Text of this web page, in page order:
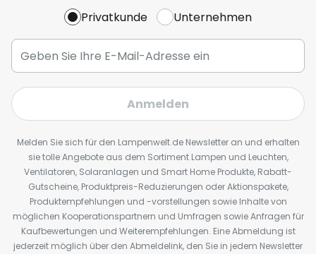
Privatkunde Unternehmen
Anmelden
Melden Sie sich für den Lampenwelt.de Newsletter an und erhalten
sie tolle Angebote aus dem Sortiment Lampen und Leuchten,
Ventilatoren, Solaranlagen und Smart Home Produkte, Rabatt-
Gutscheine, Produktpreis-Reduzierungen oder Aktionspakete,
Produktempfehlungen und -vorstellungen sowie Inhalte von
möglichen Kooperationspartnern und Umfragen sowie Anfragen für
Kaufbewertungen und Weiterempfehlungen. Eine Abmeldung ist
jederzeit möglich über den Abmeldelink, den Sie in jedem Newsletter